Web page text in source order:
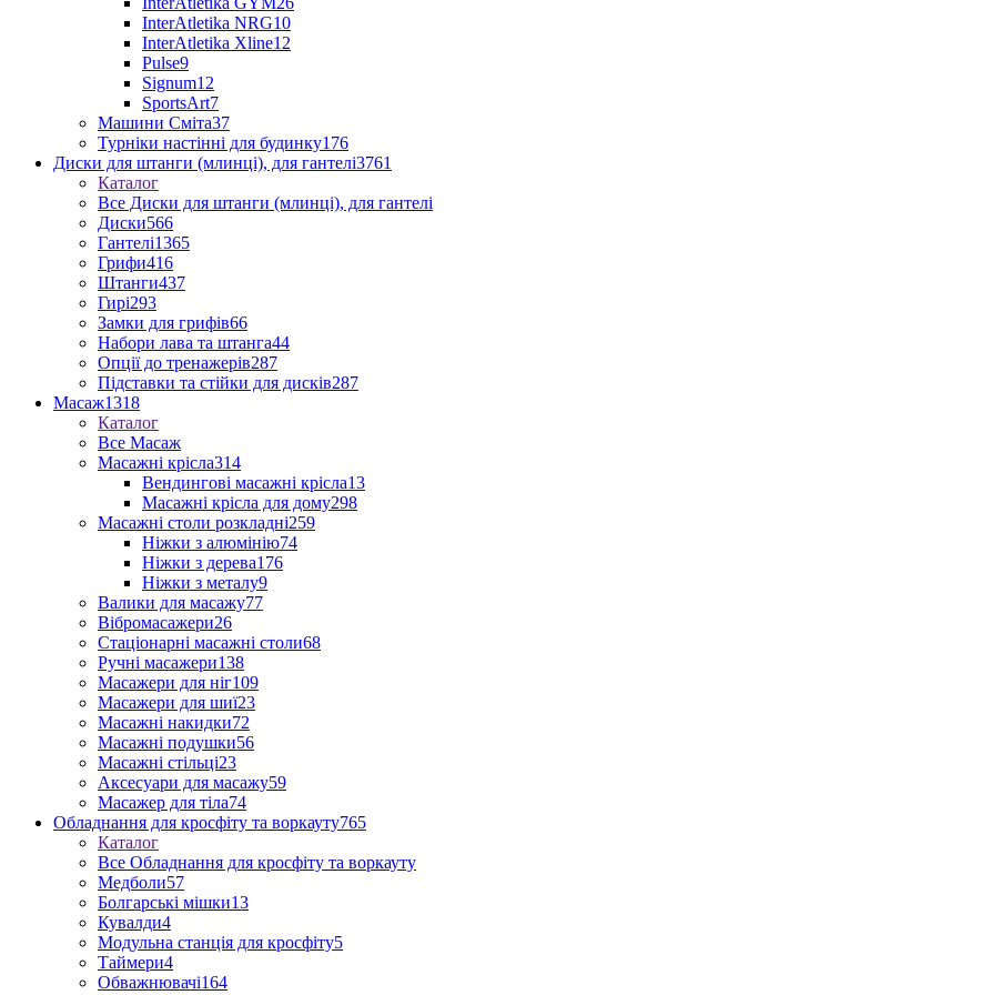
InterAtletika NRG10
InterAtletika Xline12
Pulse9
Signum12
SportsArt7
Машини Сміта37
Турніки настінні для будинку176
Диски для штанги (млинці), для гантелі3761
Каталог
Все Диски для штанги (млинці), для гантелі
Диски566
Гантелі1365
Грифи416
Штанги437
Гирі293
Замки для грифів66
Набори лава та штанга44
Опції до тренажерів287
Підставки та стійки для дисків287
Масаж1318
Каталог
Все Масаж
Масажні крісла314
Вендингові масажні крісла13
Масажні крісла для дому298
Масажні столи розкладні259
Ніжки з алюмінію74
Ніжки з дерева176
Ніжки з металу9
Валики для масажу77
Вібромасажери26
Стаціонарні масажні столи68
Ручні масажери138
Масажери для ніг109
Масажери для шиї23
Масажні накидки72
Масажні подушки56
Масажні стільці23
Аксесуари для масажу59
Масажер для тіла74
Обладнання для кросфіту та воркауту765
Каталог
Все Обладнання для кросфіту та воркауту
Медболи57
Болгарські мішки13
Кувалди4
Модульна станція для кросфіту5
Таймери4
Обважнювачі164